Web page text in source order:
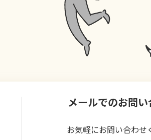
メールでのお問
お気軽にお問い合わせ